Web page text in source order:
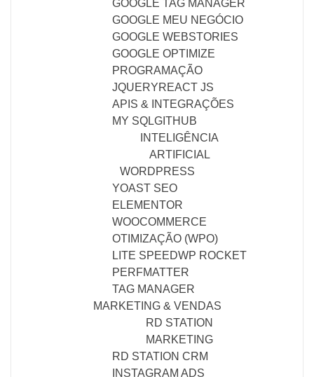
GOOGLE TAG MANAGER
GOOGLE MEU NEGÓCIO
GOOGLE WEBSTORIES
GOOGLE OPTIMIZE
PROGRAMAÇÃO
JQUERYREACT JS
APIS & INTEGRAÇÕES
MY SQLGITHUB
INTELIGÊNCIA
ARTIFICIAL
WORDPRESS
YOAST SEO
ELEMENTOR
WOOCOMMERCE
OTIMIZAÇÃO (WPO)
LITE SPEEDWP ROCKET
PERFMATTER
TAG MANAGER
MARKETING & VENDAS
RD STATION
MARKETING
RD STATION CRM
INSTAGRAM ADS